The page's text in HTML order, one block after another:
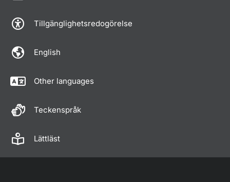
Tillgänglighetsredogörelse
English
Other languages
Teckenspråk
Lättläst